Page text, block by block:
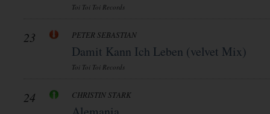
Toi Toi Toi Records
23 PETER SEBASTIAN
Damit Kann Ich Leben (velvet Mix)
Toi Toi Toi Records
24 CHRISTIN STARK